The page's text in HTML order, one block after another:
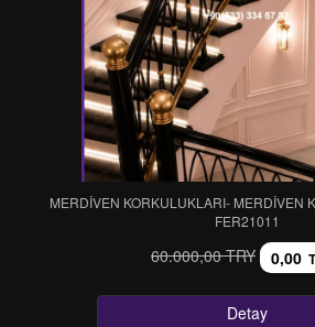
MERDİVEN KORKULUKLARI- MERDİVEN
FER21011
60.000,00 TRY 0,00
Detay